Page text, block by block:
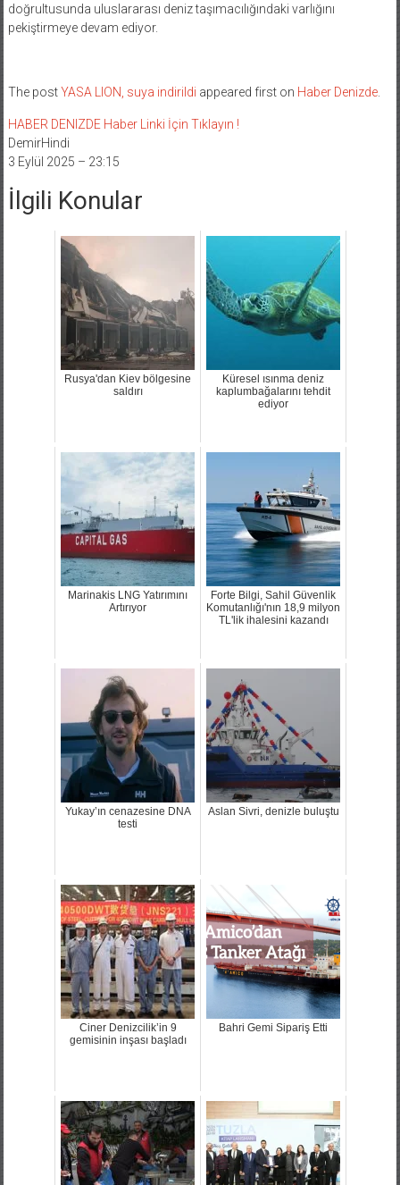
doğrultusunda uluslararası deniz taşımacılığındaki varlığını
pekiştirmeye devam ediyor.
The postYASA LION, suya indirildi appeared first on Haber Denizde.
HABER DENIZDE Haber Linki İçin Tıklayın !
DemirHindi
3 Eylül 2025 – 23:15
İlgili Konular
Rusya'dan Kiev bölgesine
saldırı
Küresel ısınma deniz
kaplumbağalarını tehdit
ediyor
Marinakis LNG Yatırımını
Artırıyor
Forte Bilgi, Sahil Güvenlik
Komutanlığı'nın 18,9 milyon
TL'lik ihalesini kazandı
Yukay’ın cenazesine DNA
testi
Aslan Sivri, denizle buluştu
Ciner Denizcilik’in 9
gemisinin inşası başladı
Bahri Gemi Sipariş Etti